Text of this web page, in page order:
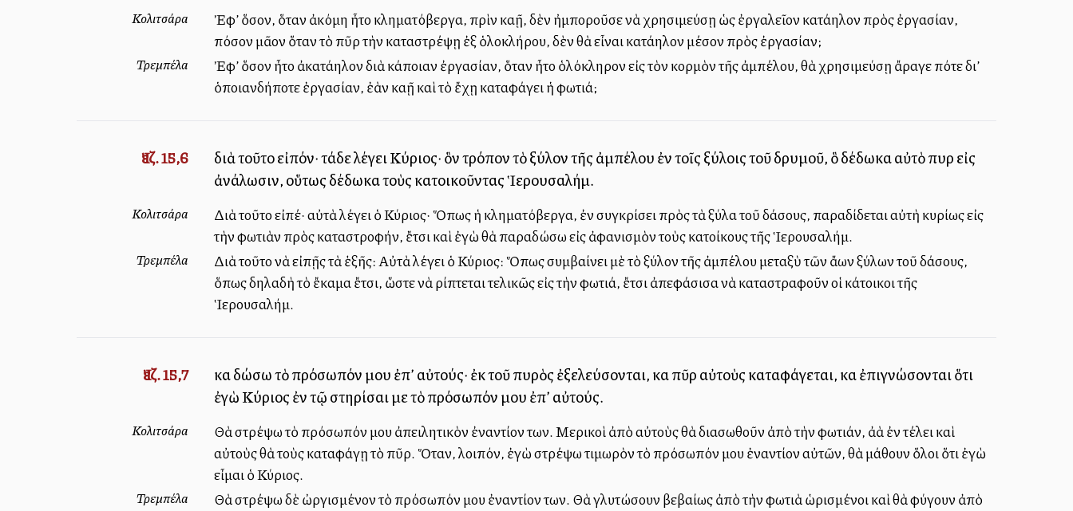
Κολιτσάρα
Ἐφ’ ὅσον, ὅταν ἀκόμη ἦτο κληματόβεργα, πρὶν καῇ, δὲν ἠμποροῦσε νὰ χρησιμεύσῃ ὡς ἐργαλεῖον κατάλληλον πρὸς ἐργασίαν,
πόσον μᾶλλον ὅταν τὸ πῦρ τὴν καταστρέψῃ ἐξ ὁλοκλήρου, δὲν θὰ εἶναι κατάλληλον μέσον πρὸς ἐργασίαν;
Τρεμπέλα
Ἐφ’ ὅσον ἦτο ἀκατάλληλον διὰ κάποιαν ἐργασίαν, ὅταν ἦτο ὁλόκληρον εἰς τὸν κορμὸν τῆς ἀμπέλου, θὰ χρησιμεύσῃ ἄραγε πότε δι’
ὁποιανδήποτε ἐργασίαν, ἐὰν καῇ καὶ τὸ ἔχῃ καταφάγει ἡ φωτιά;
Ἰεζ. 15,6
διὰ τοῦτο εἰπόν· τάδε λέγει Κύριος· ὃν τρόπον τὸ ξύλον τῆς ἀμπέλου ἐν τοῖς ξύλοις τοῦ δρυμοῦ, ὃ δέδωκα αὐτὸ πυρὶ εἰς
ἀνάλωσιν, οὕτως δέδωκα τοὺς κατοικοῦντας Ἱερουσαλήμ.
Κολιτσάρα
Διὰ τοῦτο εἰπέ· αὐτὰ λέγει ὁ Κύριος· Ὅπως ἡ κληματόβεργα, ἐν συγκρίσει πρὸς τὰ ξύλα τοῦ δάσους, παραδίδεται αὐτὴ κυρίως εἰς
τὴν φωτιὰν πρὸς καταστροφήν, ἔτσι καὶ ἐγὼ θὰ παραδώσω εἰς ἀφανισμὸν τοὺς κατοίκους τῆς Ἱερουσαλήμ.
Τρεμπέλα
Διὰ τοῦτο νὰ εἰπῇς τὰ ἑξῆς: Αὐτὰ λέγει ὁ Κύριος: Ὅπως συμβαίνει μὲ τὸ ξύλον τῆς ἀμπέλου μεταξὺ τῶν ἄλλων ξύλων τοῦ δάσους,
ὅπως δηλαδὴ τὸ ἔκαμα ἔτσι, ὥστε νὰ ρίπτεται τελικῶς εἰς τὴν φωτιά, ἔτσι ἀπεφάσισα νὰ καταστραφοῦν οἱ κάτοικοι τῆς
Ἱερουσαλήμ.
Ἰεζ. 15,7
καὶ δώσω τὸ πρόσωπόν μου ἐπ’ αὐτούς· ἐκ τοῦ πυρὸς ἐξελεύσονται, καὶ πῦρ αὐτοὺς καταφάγεται, καὶ ἐπιγνώσονται ὅτι
ἐγὼ Κύριος ἐν τῷ στηρίσαι με τὸ πρόσωπόν μου ἐπ’ αὐτούς.
Κολιτσάρα
Θὰ στρέψω τὸ πρόσωπόν μου ἀπειλητικὸν ἐναντίον των. Μερικοὶ ἀπὸ αὐτοὺς θὰ διασωθοῦν ἀπὸ τὴν φωτιάν, ἀλλὰ ἐν τέλει καὶ
αὐτοὺς θὰ τοὺς καταφάγῃ τὸ πῦρ. Ὅταν, λοιπόν, ἐγὼ στρέψω τιμωρὸν τὸ πρόσωπόν μου ἐναντίον αὐτῶν, θὰ μάθουν ὅλοι ὅτι ἐγὼ
εἶμαι ὁ Κύριος.
Τρεμπέλα
Θὰ στρέψω δὲ ὠργισμένον τὸ πρόσωπόν μου ἐναντίον των. Θὰ γλυτώσουν βεβαίως ἀπὸ τὴν φωτιὰ ὡρισμένοι καὶ θὰ φύγουν ἀπὸ